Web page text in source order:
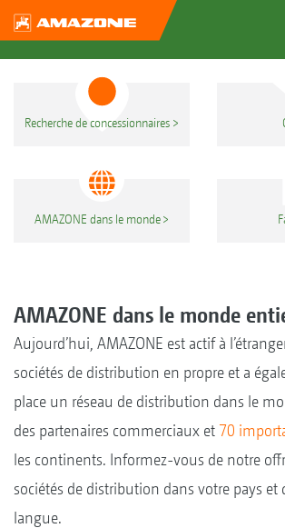
Recherche de concessionnaires
AMAZONE dans le monde
AMAZONE dans le monde
Aujourd’hui, AMAZONE est actif à
sociétés de distribution en propre et a
place un réseau de distribution dans le
des partenaires commerciaux et 70
les continents. Informez-vous de notre
sociétés de distribution dans votre pays et
langue.